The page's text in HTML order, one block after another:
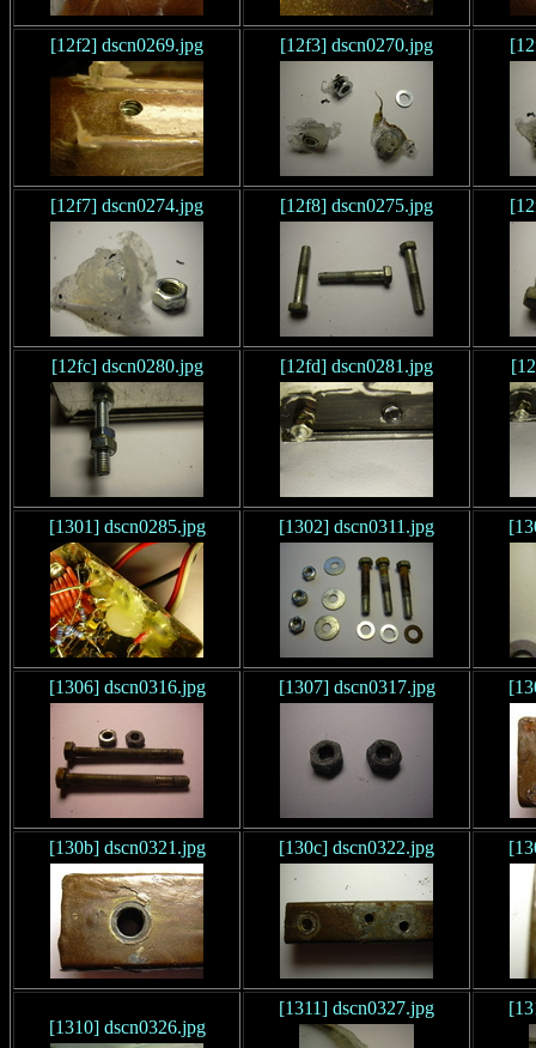
[12f2] dscn0269.jpg [12f3] dscn0270.jpg
[12f7] dscn0274.jpg [12f8] dscn0275.jpg
[12fc] dscn0280.jpg [12fd] dscn0281.jpg
[1301] dscn0285.jpg [1302] dscn0311.jpg
[1306] dscn0316.jpg [1307] dscn0317.jpg
[130b] dscn0321.jpg [130c] dscn0322.jpg
[1310] dscn0326.jpg
[1311] dscn0327.jpg